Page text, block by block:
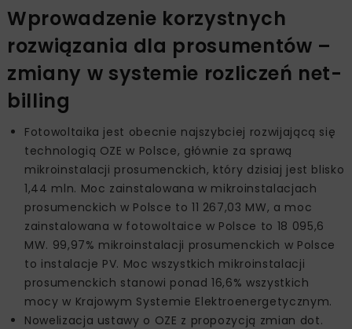
Wprowadzenie korzystnych
rozwiązania dla prosumentów –
zmiany w systemie rozliczeń net-
billing
Fotowoltaika jest obecnie najszybciej rozwijającą się
technologią OZE w Polsce, głównie za sprawą
mikroinstalacji prosumenckich, który dzisiaj jest blisko
1,44 mln. Moc zainstalowana w mikroinstalacjach
prosumenckich w Polsce to 11 267,03 MW, a moc
zainstalowana w fotowoltaice w Polsce to 18 095,6
MW. 99,97% mikroinstalacji prosumenckich w Polsce
to instalacje PV. Moc wszystkich mikroinstalacji
prosumenckich stanowi ponad 16,6% wszystkich
mocy w Krajowym Systemie Elektroenergetycznym.
Nowelizacja ustawy o OZE z propozycją zmian dot.